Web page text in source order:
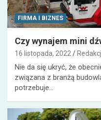
FIRMA I BIZNES
Czy wynajem mini
16 listopada, 2022
Nie da się ukryć, że
związana z branżą
potrzebuje…